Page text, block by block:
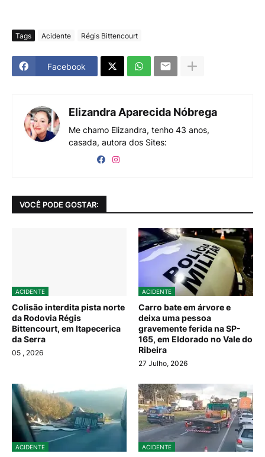
Tags Acidente Régis Bittencourt
Facebook
Elizandra Aparecida Nóbrega
Me chamo Elizandra, tenho 43 anos,
casada, autora dos Sites:
VOCÊ PODE GOSTAR:
ACIDENTE
Colisão interdita pista norte
da Rodovia Régis
Bittencourt, em Itapecerica
da Serra
05 , 2026
ACIDENTE
Carro bate em árvore e
deixa uma pessoa
gravemente ferida na SP-
165, em Eldorado no Vale do
Ribeira
27 Julho, 2026
ACIDENTE ACIDENTE